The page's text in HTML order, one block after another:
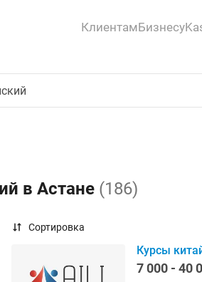
КлиентамБизнесу
в Астане (186)
Сортировка
Курсы
7 000 - 40